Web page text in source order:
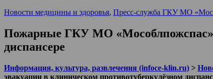
Новости медицины и здоровья, Пресс-служба ГКУ МО
Пожарные ГКУ МО «Мособлпожспас»
диспансере
Информация, культура, развлечения (infoce-klin.ru) >
эвакуации в клиническом противотуберкулёзном